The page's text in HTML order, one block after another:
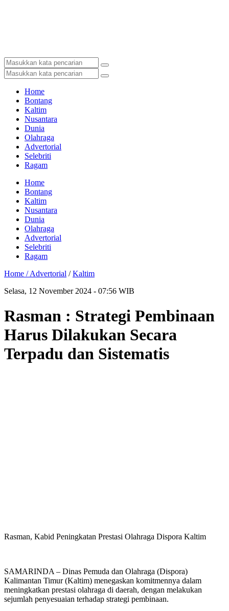
Home
Bontang
Kaltim
Nusantara
Dunia
Olahraga
Advertorial
Selebriti
Ragam
Home
Bontang
Kaltim
Nusantara
Dunia
Olahraga
Advertorial
Selebriti
Ragam
Home /Advertorial /Kaltim
Selasa, 12 November 2024 - 07:56 WIB
Rasman : Strategi Pembinaan
Harus Dilakukan Secara
Terpadu dan Sistematis
Rasman, Kabid Peningkatan Prestasi Olahraga Dispora Kaltim
SAMARINDA – Dinas Pemuda dan Olahraga (Dispora)
Kalimantan Timur (Kaltim) menegaskan komitmennya dalam
meningkatkan prestasi olahraga di daerah, dengan melakukan
sejumlah penyesuaian terhadap strategi pembinaan.